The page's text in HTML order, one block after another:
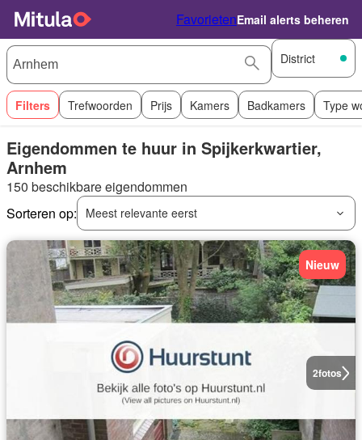
FavorietenEmail alerts beheren
District
Filters Trefwoorden Prijs Kamers Badkamers Type
Eigendommen te huur in Spijkerkwartier,
Arnhem
150 beschikbare eigendommen
Sorteren op:
Meest relevante eerst
2fotos
Nieuw